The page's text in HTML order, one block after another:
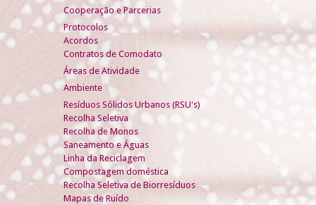
Cooperação e Parcerias
Protocolos
Acordos
Contratos de Comodato
Áreas de Atividade
Ambiente
Resíduos Sólidos Urbanos (RSU's)
Recolha Seletiva
Recolha de Monos
Saneamento e Águas
Linha da Reciclagem
Compostagem doméstica
Recolha Seletiva de Biorresíduos
Mapas de Ruído